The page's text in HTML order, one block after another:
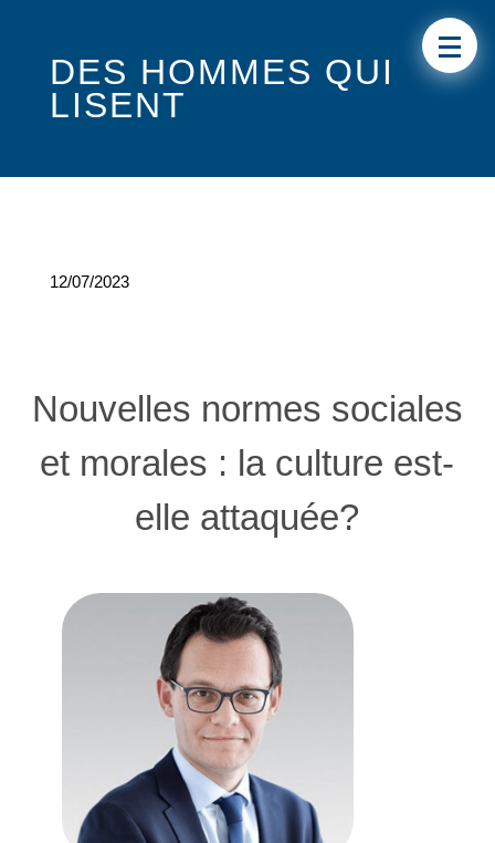
DES HOMMES QUI
LISENT
12/07/2023
Nouvelles normes sociales
et morales : la culture est-
elle attaquée?